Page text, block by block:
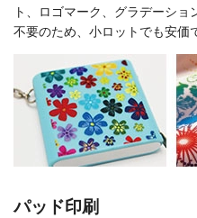
ト、ロゴマーク、グラデーシ
不要のため、小ロットでも安価
パッド印刷